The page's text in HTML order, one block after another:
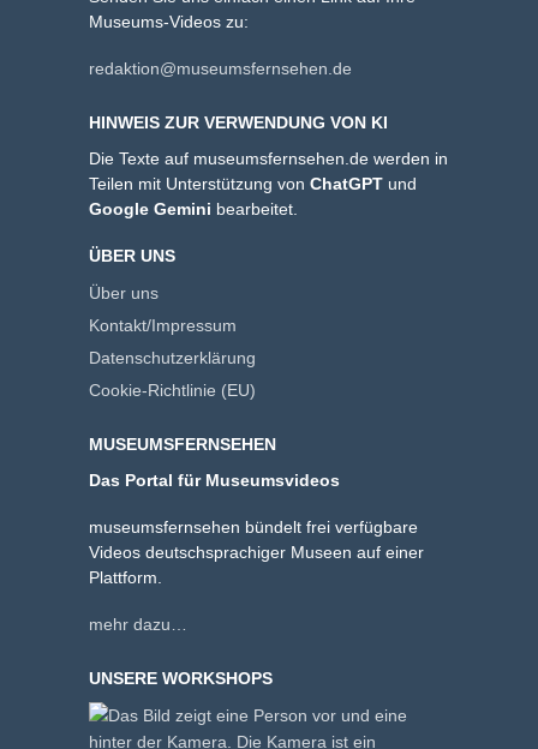
Museums-Videos zu:
redaktion@museumsfernsehen.de
HINWEIS ZUR VERWENDUNG VON KI
Die Texte auf museumsfernsehen.de werden in
Teilen mit Unterstützung von ChatGPT und
Google Gemini bearbeitet.
ÜBER UNS
Über uns
Kontakt/Impressum
Datenschutzerklärung
Cookie-Richtlinie (EU)
MUSEUMSFERNSEHEN
Das Portal für Museumsvideos
museumsfernsehen bündelt frei verfügbare
Videos deutschsprachiger Museen auf einer
Plattform.
mehr dazu…
UNSERE WORKSHOPS